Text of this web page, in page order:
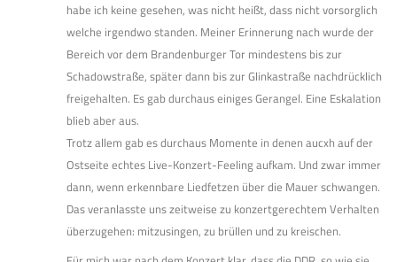
habe ich keine gesehen, was nicht heißt, dass nicht vorsorglich
welche irgendwo standen. Meiner Erinnerung nach wurde der
Bereich vor dem Brandenburger Tor mindestens bis zur
Schadowstraße, später dann bis zur Glinkastraße nachdrücklich
freigehalten. Es gab durchaus einiges Gerangel. Eine Eskalation
blieb aber aus.
Trotz allem gab es durchaus Momente in denen aucxh auf der
Ostseite echtes Live-Konzert-Feeling aufkam. Und zwar immer
dann, wenn erkennbare Liedfetzen über die Mauer schwangen.
Das veranlasste uns zeitweise zu konzertgerechtem Verhalten
überzugehen: mitzusingen, zu brüllen und zu kreischen.